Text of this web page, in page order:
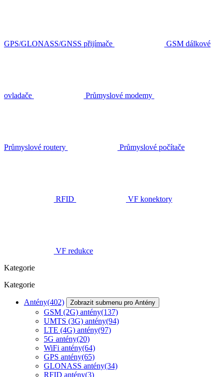
GPS/GLONASS/GNSS přijímače GSM dálkové
ovladače Průmyslové modemy
Průmyslové routery Průmyslové počítače
RFID VF konektory
VF redukce
Kategorie
Kategorie
Antény(402) Zobrazit submenu pro Antény
GSM (2G) antény(137)
UMTS (3G) antény(94)
LTE (4G) antény(97)
5G antény(20)
WiFi antény(64)
GPS antény(65)
GLONASS antény(34)
RFID antény(3)